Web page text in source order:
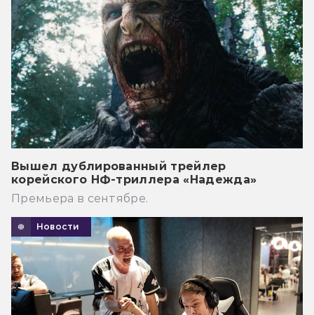
Вышел дублированный трейлер
корейского НФ-триллера «Надежда»
Премьера в сентябре.
Новости